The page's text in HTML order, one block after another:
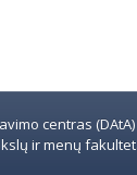
centras (DAtA)
ir menų